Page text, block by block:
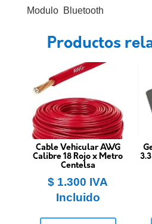
Modulo Bluetooth
Productos
Cable Vehicular AWG
Calibre 18 Rojo x Metro
Centelsa
$ 1.300 IVA
Incluido